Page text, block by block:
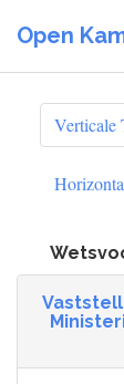
Open
Verticale